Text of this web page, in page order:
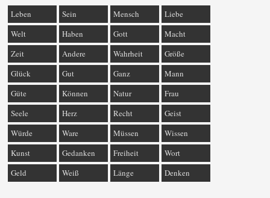
Leben Sein Mensch
Liebe
Welt
Haben Gott
Macht
Zeit
Andere Wahrheit
Größe
Glück
Gut Ganz
Mann
Güte
Können Natur
Frau
Seele
Herz Recht
Geist
Würde
Ware Müssen
Wissen
Kunst
Gedanken Freiheit
Wort
Geld
Weiß Länge Denken